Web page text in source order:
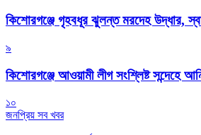
কিশোরগঞ্জে গৃহবধূর ঝুলন্ত মরদেহ উদ্ধার,
৯
কিশোরগঞ্জে আওয়ামী লীগ সংশ্লিষ্ট সন্দেহে
১০
জনপ্রিয় সব খবর